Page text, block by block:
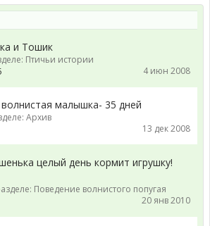
и Тошик
Птичьи истории
4 июн 2008
малышка- 35 дней
Архив
13 дек 2008
целый день кормит игрушку!
Поведение волнистого попугая
20 янв 2010